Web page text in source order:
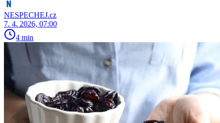
NESPECHEJ.cz
7. 4. 2026, 07:00
4 min